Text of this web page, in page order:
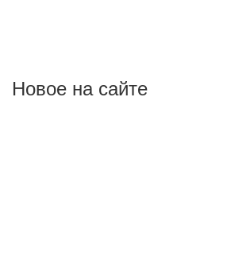
Новое на сайте